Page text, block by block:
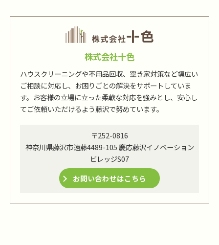
株式会社十色
ハウスクリーニングや不用品回収、空き家対策など幅広い
ご相談に対応し、お困りごとの解決をサポートしていま
す。お客様の立場に立った柔軟な対応を強みとし、安心し
てご依頼いただけるよう藤沢で努めています。
〒252-0816
神奈川県藤沢市遠藤4489-105 慶応藤沢イノベーション
ビレッジS07
お問い合わせはこちら